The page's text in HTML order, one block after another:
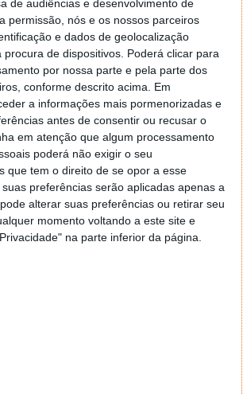
de audiências e desenvolvimento de
permissão, nós e os nossos parceiros
e dados de geolocalização
procura de dispositivos. Poderá clicar para
por nossa parte e pela parte dos
conforme descrito acima. Em
a informações mais pormenorizadas e
antes de consentir ou recusar o
em atenção que algum processamento
poderá não exigir o seu
que tem o direito de se opor a esse
preferências serão aplicadas apenas a
alterar suas preferências ou retirar seu
momento voltando a este site e
na parte inferior da página.
dosfóruns da marcaque podem
informação que necessitam para
15. Também neste caso existem